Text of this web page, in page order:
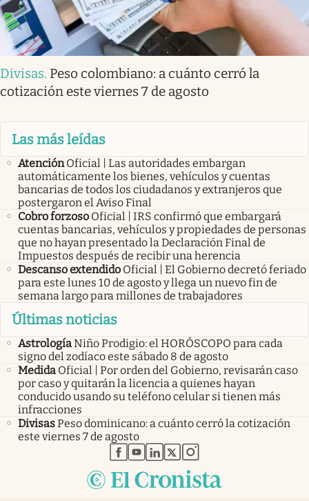
Divisas. Peso colombiano: a cuánto cerró la
cotización este viernes 7 de agosto
Las más leídas
Atención Oficial | Las autoridades embargan
automáticamente los bienes, vehículos y cuentas
bancarias de todos los ciudadanos y extranjeros que
postergaron el Aviso Final
Cobro forzoso Oficial | IRS confirmó que embargará
cuentas bancarias, vehículos y propiedades de personas
que no hayan presentado la Declaración Final de
Impuestos después de recibir una herencia
Descanso extendido Oficial | El Gobierno decretó feriado
para este lunes 10 de agosto y llega un nuevo fin de
semana largo para millones de trabajadores
Últimas noticias
AstrologíaNiño Prodigio: el HORÓSCOPO para cada
signo del zodíaco este sábado 8 de agosto
Medida Oficial | Por orden del Gobierno, revisarán caso
por caso y quitarán la licencia a quienes hayan
conducido usando su teléfono celular si tienen más
infracciones
DivisasPeso dominicano: a cuánto cerró la cotización
este viernes 7 de agosto
abre en nueva pestaña
abre en nueva pestaña
abre en nueva pestaña
abre en nueva pestaña
abre en nueva pestaña